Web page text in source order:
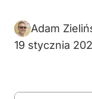
Adam
19 stycznia